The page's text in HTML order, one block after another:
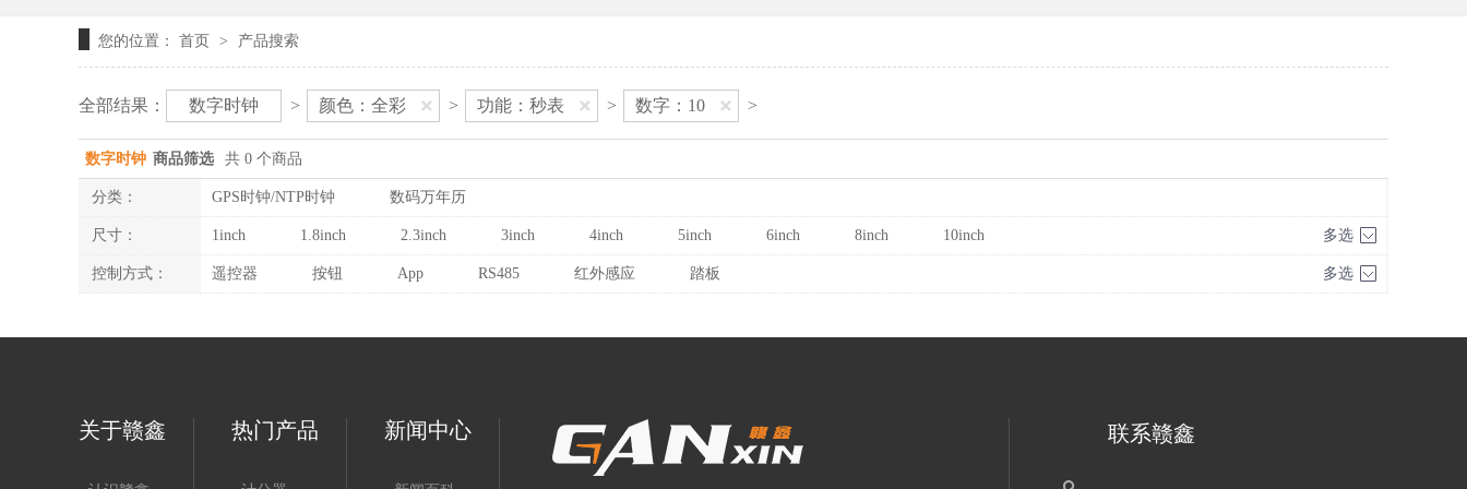
您的位置： 首页 > 产品搜索
全部结果： 数字时钟 > 颜色：全彩 > 功能：秒表 > 数字：10 >
数字时钟 商品筛选 共 0 个商品
分类： GPS时钟/NTP时钟 数码万年历
尺寸： 1inch 1.8inch 2.3inch 3inch 4inch 5inch 6inch 8inch 10inch 多选
控制方式： 遥控器 按钮 App RS485 红外感应 踏板 多选
关于赣鑫 热门产品 新闻中心 联系赣鑫